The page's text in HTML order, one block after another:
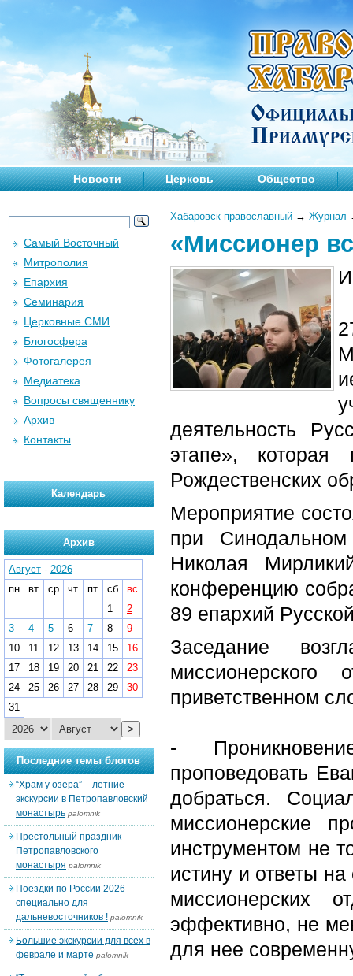
Новости Церковь Общество
Хабаровск православный → Журнал
«Миссионер
деятельность
этапе»,
Рождественских
Мероприятие
при
Николая
конференцию
89 епархий
Заседание
приветственном
-
проповедовать
добраться.
миссионерские
инструментом не
истину и ответы
миссионерских
эффективно, не
для нее
Самый Восточный
Митрополия
Епархия
Семинария
Церковные СМИ
Блогосфера
Фотогалерея
Медиатека
Вопросы священнику
Архив
Контакты
Календарь
Архив
Август - 2026
пн
вт ср чт пт сб
вс
1
2
3
4 5 6 7 8
9
10
11 12 13 14 15
16
17
18 19 20 21 22
23
24
25 26 27 28 29
30
31
>
Последние темы блогов
“Храм у озера” – летние
экскурсии в Петропавловский
монастырь palomnik
Престольный праздник
Петропавловского
монастыря palomnik
Поездки по России 2026 –
специально для
дальневосточников ! palomnik
Большие экскурсии для всех в
феврале и марте palomnik